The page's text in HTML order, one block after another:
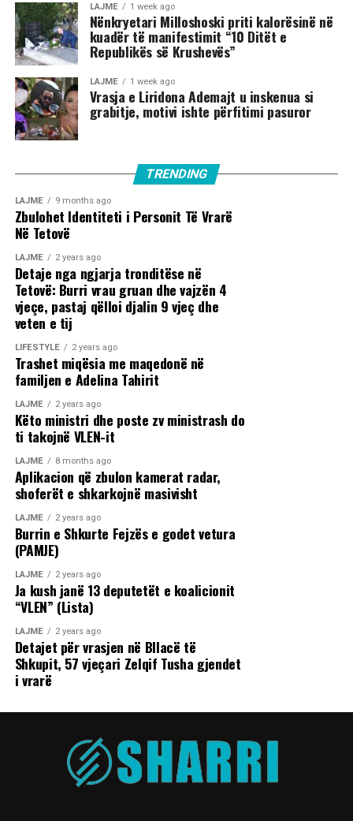
LAJME 1 week ago
Nënkryetari Milloshoski priti kalorësinë në
kuadër të manifestimit “10 Ditët e
Republikës së Krushevës”
LAJME 1 week ago
Vrasja e Liridona Ademajt u inskenua si
grabitje, motivi ishte përfitimi pasuror
TRENDING
LAJME 9 months ago
Zbulohet Identiteti i Personit Të Vrarë
Në Tetovë
LAJME 2 years ago
Detaje nga ngjarja tronditëse në
Tetovë: Burri vrau gruan dhe vajzën 4
vjeçe, pastaj qëlloi djalin 9 vjeç dhe
veten e tij
LIFESTYLE 2 years ago
Trashet miqësia me maqedonë në
familjen e Adelina Tahirit
LAJME 2 years ago
Këto ministri dhe poste zv ministrash do
ti takojnë VLEN-it
LAJME 8 months ago
Aplikacion që zbulon kamerat radar,
shoferët e shkarkojnë masivisht
LAJME 2 years ago
Burrin e Shkurte Fejzës e godet vetura
(PAMJE)
LAJME 2 years ago
Ja kush janë 13 deputetët e koalicionit
“VLEN” (Lista)
LAJME 2 years ago
Detajet për vrasjen në Bllacë të
Shkupit, 57 vjeçari Zelqif Tusha gjendet
i vrarë